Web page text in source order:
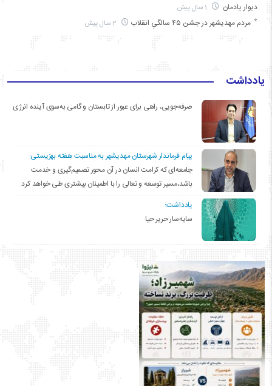
دیوار یادمان
مردم مهدیشهر در جشن ۴۵ سالگیِ انقلاب
یادداشت
صرفه‌جویی، راهی برای عبور از تابستان و گامی به‌سوی آینده انرژی
پیام فرماندار شهرستان مهدیشهر به مناسبت هفته بهزیستی:
جامعه‌ای که کرامت انسان در آن محور تصمیم‌گیری و خدمت
باشد،مسیر توسعه و تعالی را با اطمینان بیشتری طی خواهد کرد.
یادداشت؛
سایه‌سار حریر حیا